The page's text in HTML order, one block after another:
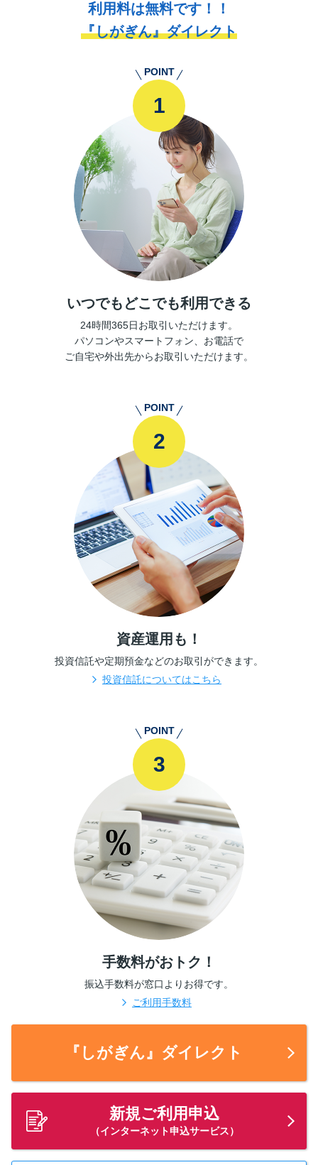
利用料は無料です！！
『しがぎん』ダイレクト
POINT
1
いつでもどこでも利用できる
24時間365日お取引いただけます。
パソコンやスマートフォン、お電話で
ご自宅や外出先からお取引いただけます。
POINT
2
資産運用も！
投資信託や定期預金などのお取引ができます。
投資信託についてはこちら
POINT
3
手数料がおトク！
振込手数料が窓口よりお得です。
ご利用手数料
『しがぎん』ダイレクト
新規ご利用申込
（インターネット申込サービス）